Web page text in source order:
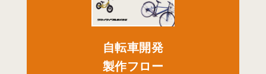
自転車開発
製作フロー